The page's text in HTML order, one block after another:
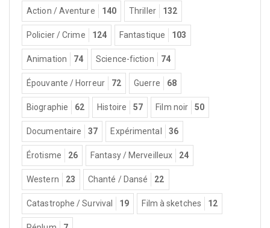
Action / Aventure 140 Thriller 132
Policier / Crime 124 Fantastique 103
Animation 74 Science-fiction 74
Épouvante / Horreur 72 Guerre 68
Biographie 62 Histoire 57 Film noir 50
Documentaire 37 Expérimental 36
Érotisme 26 Fantasy / Merveilleux 24
Western 23 Chanté / Dansé 22
Catastrophe / Survival 19 Film à sketches 12